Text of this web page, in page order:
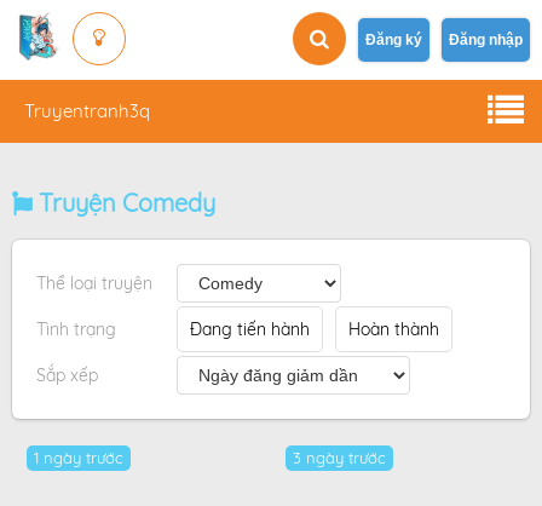
Đăng ký Đăng nhập
Truyentranh3q
Truyện Comedy
Thể loại truyện
Tình trạng Đang tiến hành Hoàn thành
Sắp xếp
1 ngày trước 3 ngày trước